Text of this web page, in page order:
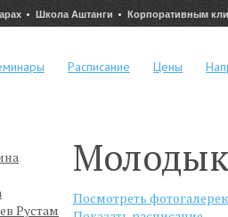
Школа Аштанги Корпоративным
Расписание Цены
Рустам
Посмотреть